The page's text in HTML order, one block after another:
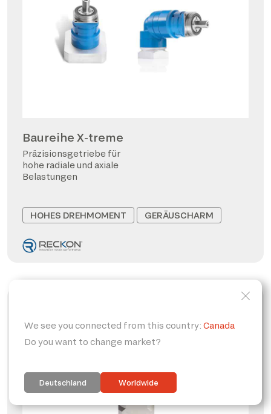
Baureihe X-treme
Präzisionsgetriebe für
hohe radiale und axiale
Belastungen
HOHES DREHMOMENT GERÄUSCHARM